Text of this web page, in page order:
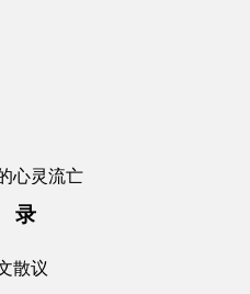
心灵流亡
录
散议